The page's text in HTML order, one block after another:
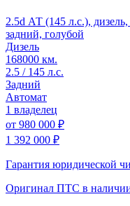
2.5d АТ (145 л.с.),
задний, голубой
Дизель
168000 км.
2.5 / 145 л.с.
Задний
Автомат
1 владелец
от 980 000 ₽
1 392 000 ₽
Гарантия юридической
Оригинал ПТС в